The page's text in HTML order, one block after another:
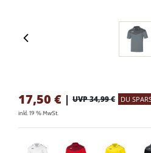
17,50 € | UVP 34,99 € DU
inkl. 19 % MwSt.